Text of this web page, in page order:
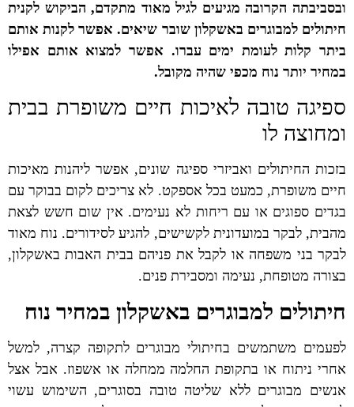
ובסביבתה הקרובה מגיעים לגיל מאוד מתקדם, הביקוש לקנית
חיתולים למבוגרים באשקלון שובר שיאים. אפשר לקנות אותם
ביתר קלות לעומת ימים עברו. אפשר למצוא אותם אפילו
במחיר יותר נוח מכפי שהיה מקובל.
ספיגה טובה לאיכות חיים משופרת בבית
ומחוצה לו
בזכות החיתולים ואביזרי ספיגה שונים, אפשר ליהנות מאיכות
חיים משופרת, כמעט בכל אספקט. לא צריכים לקום בבוקר עם
בגדים ספוגים או עם ריחות לא נעימים. אין שום חשש לצאת
מהבית, לבקר במועדונית לקשישים, להגיע לסידורים. נוח מאוד
לבקר בני משפחה או לקבל את פניהם בבית האבות באשקלון,
בצורה מטופחת, נעימה ומסבירת פנים.
חיתולים למבוגרים באשקלון במחיר נוח
לפעמים משתמשים בחיתולי מבוגרים לתקופה קצרה, למשל
אחרי ניתוח או בתקופת החלמה ממחלה או אשפוז. אבל אצל
אנשים מבוגרים ללא שליטה טובה בסוגרים, השימוש עשוי